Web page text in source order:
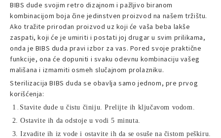
BIBS dude svojim retro dizajnom i pažljivo biranom
kombinacijom boja čine jedinstven proizvod na našem tržištu.
Ako tražite prirodan proizvod uz koji će vaša beba lakše
zaspati, koji će je umiriti i postati joj drugar u svim prilikama,
onda je BIBS duda pravi izbor za vas. Pored svoje praktične
funkcije, ona će dopuniti i svaku odevnu kombinaciju vašeg
mališana i izmamiti osmeh slučajnom prolazniku.
Sterilizacija BIBS duda se obavlja samo jednom, pre prvog
korišćenja:
1 . Stavite dude u čistu činiju. Prelijte ih ključavom vodom.
2.Ostavite ih da odstoje u vodi 5 minuta.
3.Izvadite ih iz vode i ostavite ih da se osuše na čistom peškiru.